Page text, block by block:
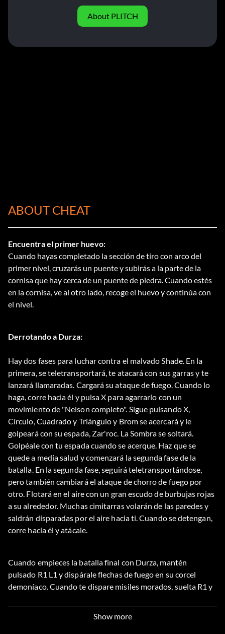
About PLITCH
ABOUT CHEAT
Encuentra el primer huevo:
Cuando hayas completado la sección de tiro con arco del
primer nivel, cruzarás un puente y subirás a la parte de la
cornisa que hay cerca de un puente de piedra. Cuando estés
en la cornisa, ve al otro lado, recoge el huevo y continúa con
el nivel.
Derrotando a Durza:
Hay dos fases para luchar contra el malvado Shade. En la
primera, se teletransportará, te atacará con sus garras y te
lanzará llamaradas. Cargará su ataque de fuego. Cuando lo
haga, corre hacia él y pulsa X para agarrarlo con un
movimiento de "Nelson completo". Sigue pulsando X,
Círculo, Cuadrado y Triángulo y Brom se acercará y le
golpeará con su espada, Zar'roc. La Sombra se soltará.
Golpéale con tu espada cuando se acerque. Haz que se
quede a media salud y comenzará la segunda fase de la
batalla. En la segunda fase, seguirá teletransportándose,
pero también cambiará el ataque de chorro de fuego por
otro. Flotará en el aire con un gran escudo de burbujas rojas
a su alrededor. Muchas cimitarras volarán de las paredes y
saldrán disparadas por el aire hacia ti. Cuando se detengan,
corre hacia él y atácale.
Cuando empieces la batalla final con Durza, mantén
pulsado R1 L1 y dispárale flechas de fuego en su corcel
demoníaco. Cuando te dispare misiles morados, suelta R1 y
dispare Bolas de Fuego, no podrás desviarlas. Sólo tienes
Show more